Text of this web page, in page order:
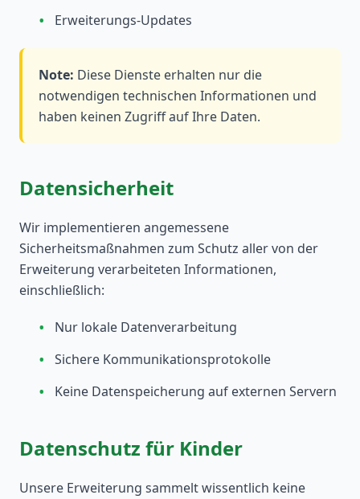
• Erweiterungs-Updates
Note: Diese Dienste erhalten nur die
notwendigen technischen Informationen und
haben keinen Zugriff auf Ihre Daten.
Datensicherheit
Wir implementieren angemessene
Sicherheitsmaßnahmen zum Schutz aller von der
Erweiterung verarbeiteten Informationen,
einschließlich:
• Nur lokale Datenverarbeitung
• Sichere Kommunikationsprotokolle
• Keine Datenspeicherung auf externen Servern
Datenschutz für Kinder
Unsere Erweiterung sammelt wissentlich keine